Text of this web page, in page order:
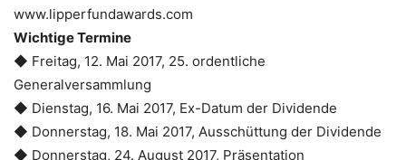
www.lipperfundawards.com
Wichtige Termine
◆ Freitag, 12. Mai 2017, 25. ordentliche
Generalversammlung
◆ Dienstag, 16. Mai 2017, Ex-Datum der Dividende
◆ Donnerstag, 18. Mai 2017, Ausschüttung der Dividende
◆ Donnerstag, 24. August 2017, Präsentation